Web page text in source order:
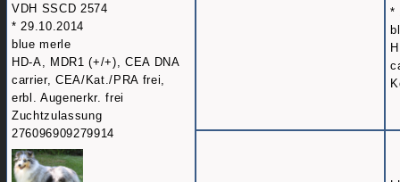
VDH SSCD 2574
* 29.10.2014
blue merle
HD-A, MDR1 (+/+), CEA DNA
carrier, CEA/Kat./PRA frei,
erbl. Augenerkr. frei
Zuchtzulassung
276096909279914
*